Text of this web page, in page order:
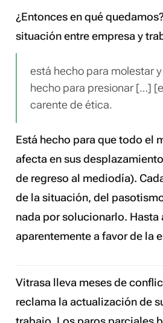
¿Entonces en qué
situación entre empresa y
está hecho para molestar
hecho para presionar […]
carente de ética.
Está hecho para que todo el
afecta en sus
de regreso al mediodía).
de la situación, del
nada por solucionarlo.
aparentemente a favor de la
Vitrasa lleva meses de
reclama la actualización de